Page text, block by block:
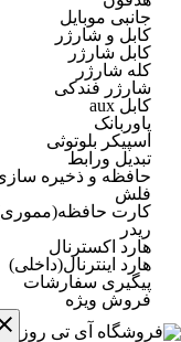
جانبی موبایل
کابل و شارژر
کابل شارژر
کله شارژر
شارژر فندکی
کابل aux
پاوربانک
اسپیکر بلوتوثی
تبدیل ورابط
حافظه و ذخیره
فلش
کارت
ریدر
هارد اکسترنال
هارد اینترنال(داخلی)
پیگیری سفارشات
فروش ویژه